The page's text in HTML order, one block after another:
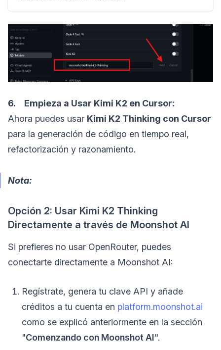
6. Empieza a Usar Kimi K2 en Cursor:
Ahora puedes usar Kimi K2 Thinking con Cursor
para la generación de código en tiempo real,
refactorización y razonamiento.
Nota:
Opción 2: Usar Kimi K2 Thinking
Directamente a través de Moonshot AI
Si prefieres no usar OpenRouter, puedes
conectarte directamente a Moonshot AI:
Regístrate, genera tu clave API y añade
créditos a tu cuenta en platform.moonshot.ai
como se explicó anteriormente en la sección
"Comenzando con Moonshot AI".